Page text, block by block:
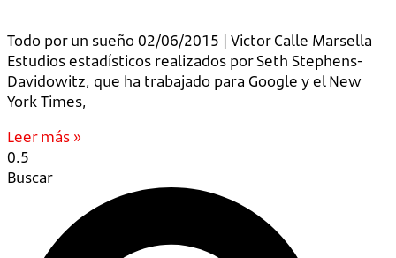
Todo por un sueño 02/06/2015 | Victor Calle Marsella
Estudios estadísticos realizados por Seth Stephens-
Davidowitz, que ha trabajado para Google y el New
York Times,
Leer más »
Buscar